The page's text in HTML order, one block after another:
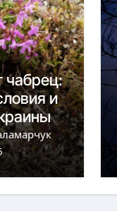
чабрец:
и